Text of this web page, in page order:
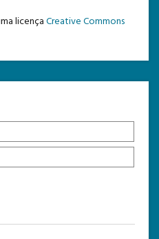
licençaCreative Commons